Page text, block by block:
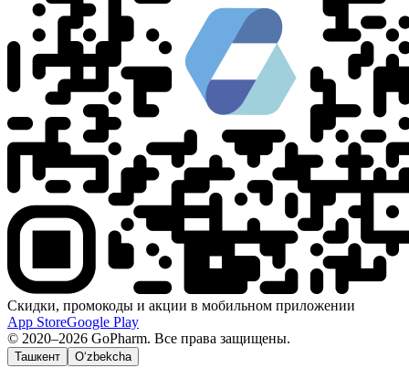
Скидки, промокоды и акции в мобильном приложении
App StoreGoogle Play
© 2020–2026 GoPharm. Все права защищены.
Ташкент O‘zbekcha